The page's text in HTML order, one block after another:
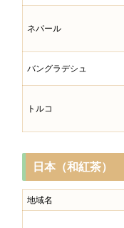
ネパール
バングラデシュ
トルコ
日本（和紅茶）
地域名